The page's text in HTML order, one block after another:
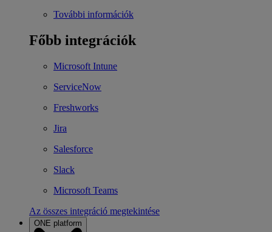
További információk
Főbb integrációk
Microsoft Intune
ServiceNow
Freshworks
Jira
Salesforce
Slack
Microsoft Teams
Az összes integráció megtekintése
ONE platform